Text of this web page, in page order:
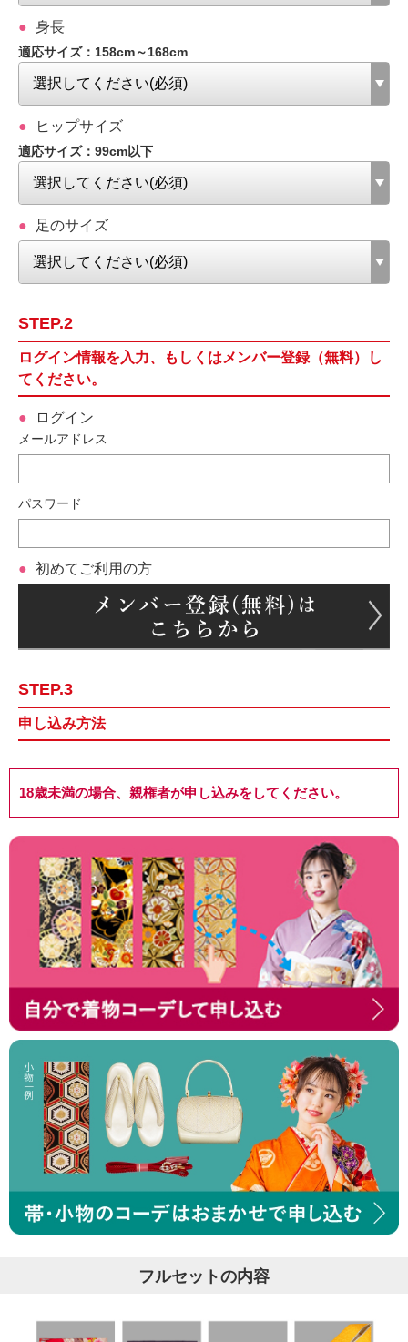
身長
適応サイズ：158cm～168cm
ヒップサイズ
適応サイズ：99cm以下
足のサイズ
STEP.2
ログイン情報を入力、もしくはメンバー登録（無料）し
てください。
ログイン
メールアドレス
パスワード
初めてご利用の方
STEP.3
申し込み方法
18歳未満の場合、親権者が申し込みをしてください。
フルセットの内容